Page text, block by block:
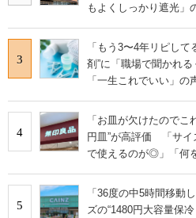
もよくしっかり遮光」
3
「もう3〜4年リピし
剤”に「職場で聞かれ
「一生これでいい」の
4
「お皿が欠けたので
円皿”が高評価 「サイ
で使えるのが◎」「何
5
「36度の中5時間移動
ズの“1480円大容量保